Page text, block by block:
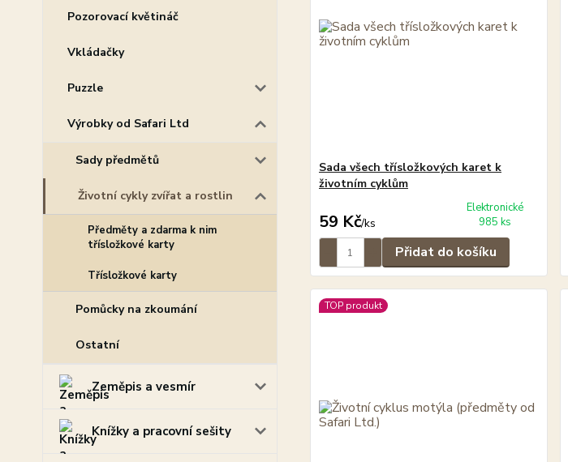
Pozorovací květináč
Vkládačky
Puzzle
Výrobky od Safari Ltd
Sady předmětů
Životní cykly zvířat a rostlin
Předměty a zdarma k nim
třísložkové karty
Třísložkové karty
Pomůcky na zkoumání
Ostatní
Zeměpis a vesmír
Knížky a pracovní sešity
Sada všech třísložkových karet k
životním cyklům
59 Kč/ks
Elektronické
985 ks
Přidat do košíku
TOP produkt